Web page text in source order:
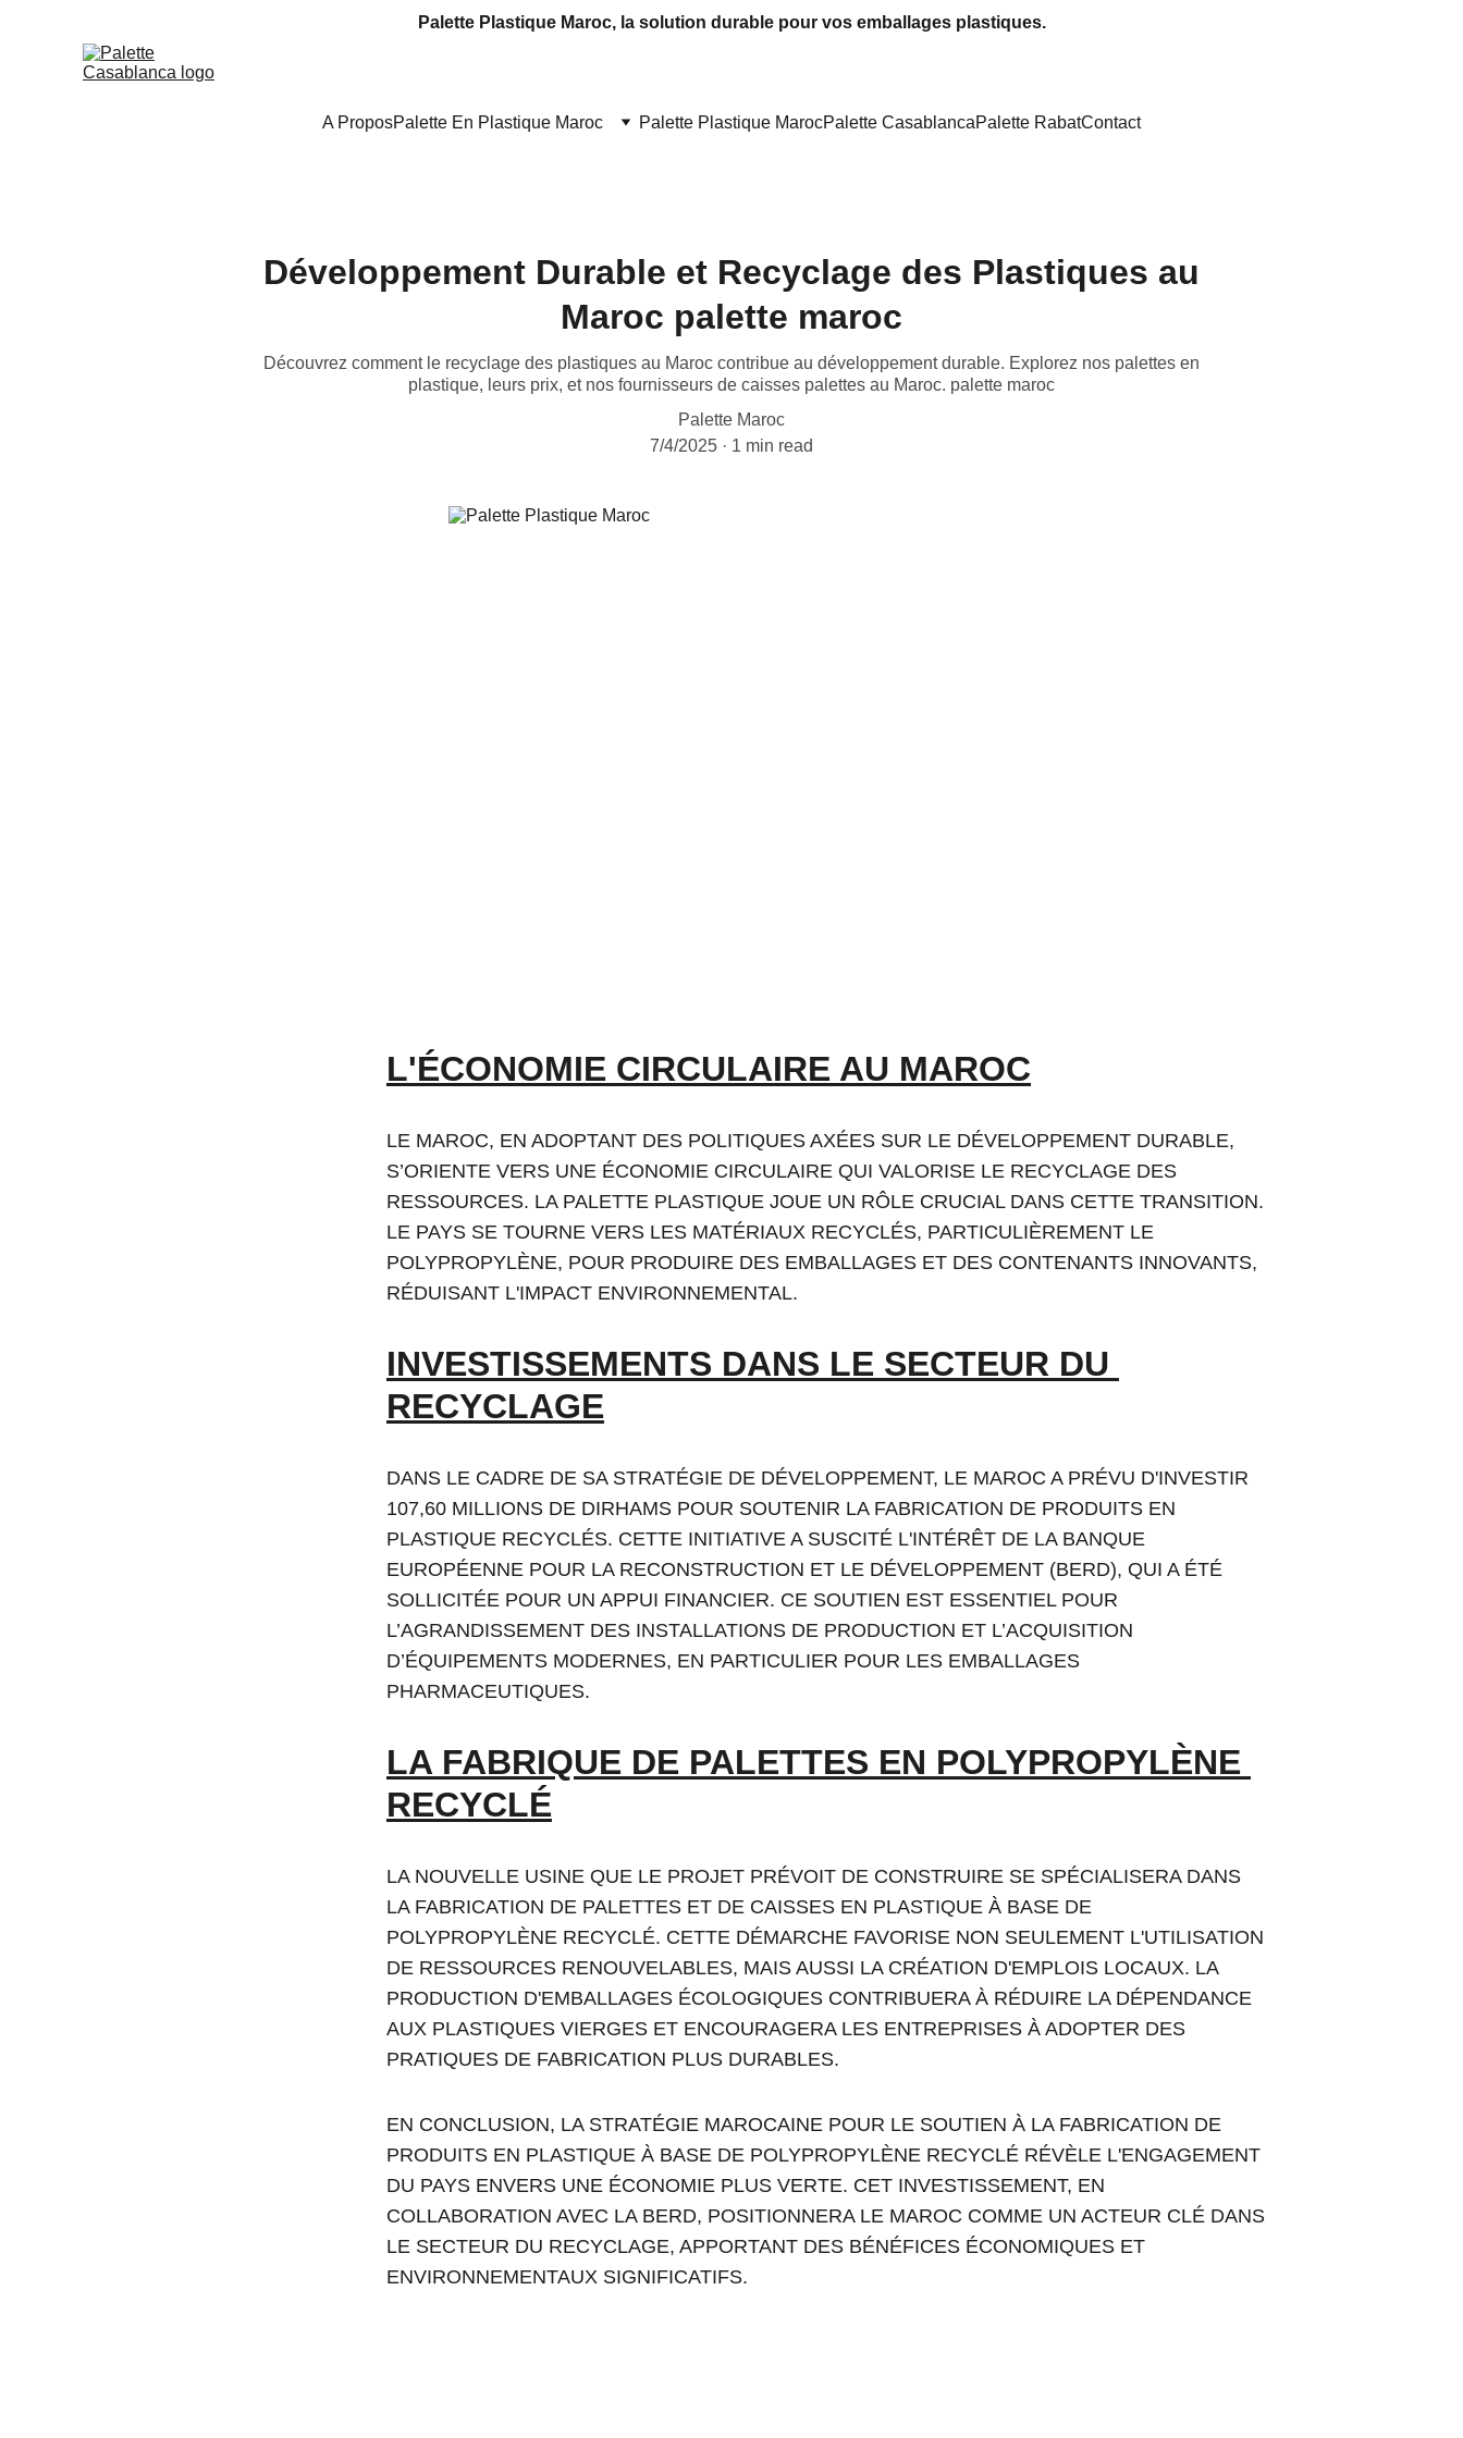
Palette Plastique Maroc, la solution durable pour vos emballages plastiques.
A ProposPalette En Plastique Maroc Palette Plastique MarocPalette CasablancaPalette RabatContact
Développement Durable et Recyclage des Plastiques au
Maroc palette maroc
Découvrez comment le recyclage des plastiques au Maroc contribue au développement durable. Explorez nos palettes en
plastique, leurs prix, et nos fournisseurs de caisses palettes au Maroc. palette maroc
Palette Maroc
7/4/2025
1 min read
L'ÉCONOMIE CIRCULAIRE AU MAROC
LE MAROC, EN ADOPTANT DES POLITIQUES AXÉES SUR LE DÉVELOPPEMENT DURABLE,
S’ORIENTE VERS UNE ÉCONOMIE CIRCULAIRE QUI VALORISE LE RECYCLAGE DES
RESSOURCES. LA PALETTE PLASTIQUE JOUE UN RÔLE CRUCIAL DANS CETTE TRANSITION.
LE PAYS SE TOURNE VERS LES MATÉRIAUX RECYCLÉS, PARTICULIÈREMENT LE
POLYPROPYLÈNE, POUR PRODUIRE DES EMBALLAGES ET DES CONTENANTS INNOVANTS,
RÉDUISANT L'IMPACT ENVIRONNEMENTAL.
INVESTISSEMENTS DANS LE SECTEUR DU
RECYCLAGE
DANS LE CADRE DE SA STRATÉGIE DE DÉVELOPPEMENT, LE MAROC A PRÉVU D'INVESTIR
107,60 MILLIONS DE DIRHAMS POUR SOUTENIR LA FABRICATION DE PRODUITS EN
PLASTIQUE RECYCLÉS. CETTE INITIATIVE A SUSCITÉ L'INTÉRÊT DE LA BANQUE
EUROPÉENNE POUR LA RECONSTRUCTION ET LE DÉVELOPPEMENT (BERD), QUI A ÉTÉ
SOLLICITÉE POUR UN APPUI FINANCIER. CE SOUTIEN EST ESSENTIEL POUR
L’AGRANDISSEMENT DES INSTALLATIONS DE PRODUCTION ET L’ACQUISITION
D’ÉQUIPEMENTS MODERNES, EN PARTICULIER POUR LES EMBALLAGES
PHARMACEUTIQUES.
LA FABRIQUE DE PALETTES EN POLYPROPYLÈNE
RECYCLÉ
LA NOUVELLE USINE QUE LE PROJET PRÉVOIT DE CONSTRUIRE SE SPÉCIALISERA DANS
LA FABRICATION DE PALETTES ET DE CAISSES EN PLASTIQUE À BASE DE
POLYPROPYLÈNE RECYCLÉ. CETTE DÉMARCHE FAVORISE NON SEULEMENT L'UTILISATION
DE RESSOURCES RENOUVELABLES, MAIS AUSSI LA CRÉATION D'EMPLOIS LOCAUX. LA
PRODUCTION D'EMBALLAGES ÉCOLOGIQUES CONTRIBUERA À RÉDUIRE LA DÉPENDANCE
AUX PLASTIQUES VIERGES ET ENCOURAGERA LES ENTREPRISES À ADOPTER DES
PRATIQUES DE FABRICATION PLUS DURABLES.
EN CONCLUSION, LA STRATÉGIE MAROCAINE POUR LE SOUTIEN À LA FABRICATION DE
PRODUITS EN PLASTIQUE À BASE DE POLYPROPYLÈNE RECYCLÉ RÉVÈLE L'ENGAGEMENT
DU PAYS ENVERS UNE ÉCONOMIE PLUS VERTE. CET INVESTISSEMENT, EN
COLLABORATION AVEC LA BERD, POSITIONNERA LE MAROC COMME UN ACTEUR CLÉ DANS
LE SECTEUR DU RECYCLAGE, APPORTANT DES BÉNÉFICES ÉCONOMIQUES ET
ENVIRONNEMENTAUX SIGNIFICATIFS.